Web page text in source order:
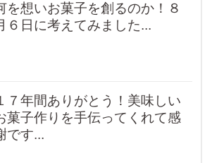
を想いお菓子を創るのか！８
６日に考えてみました...
７年間ありがとう！美味しい
菓子作りを手伝ってくれて感
です...